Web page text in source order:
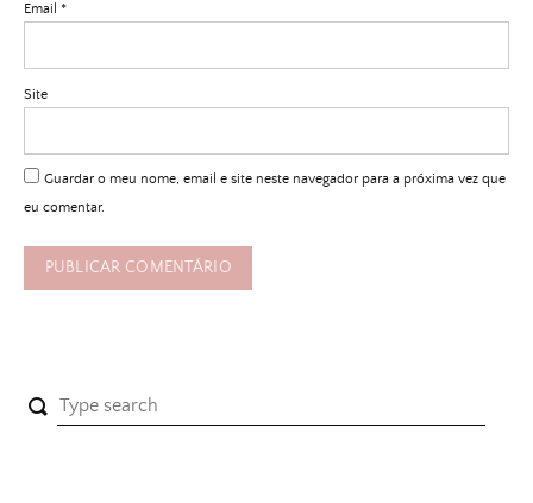
Email *
Site
Guardar o meu nome, email e site neste navegador para a próxima vez que
eu comentar.